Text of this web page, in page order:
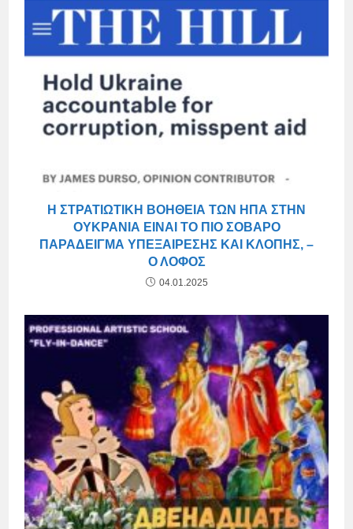
Η ΣΤΡΑΤΙΩΤΙΚΉ ΒΟΉΘΕΙΑ ΤΩΝ ΗΠΑ ΣΤΗΝ
ΟΥΚΡΑΝΊΑ ΕΊΝΑΙ ΤΟ ΠΙΟ ΣΟΒΑΡΌ
ΠΑΡΆΔΕΙΓΜΑ ΥΠΕΞΑΊΡΕΣΗΣ ΚΑΙ ΚΛΟΠΉΣ, –
Ο ΛΌΦΟΣ
04.01.2025